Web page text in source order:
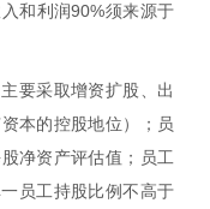
和利润90%须来源于
要采取增资扩股、出
本的控股地位）；员
净资产评估值；员工
一员工持股比例不高于